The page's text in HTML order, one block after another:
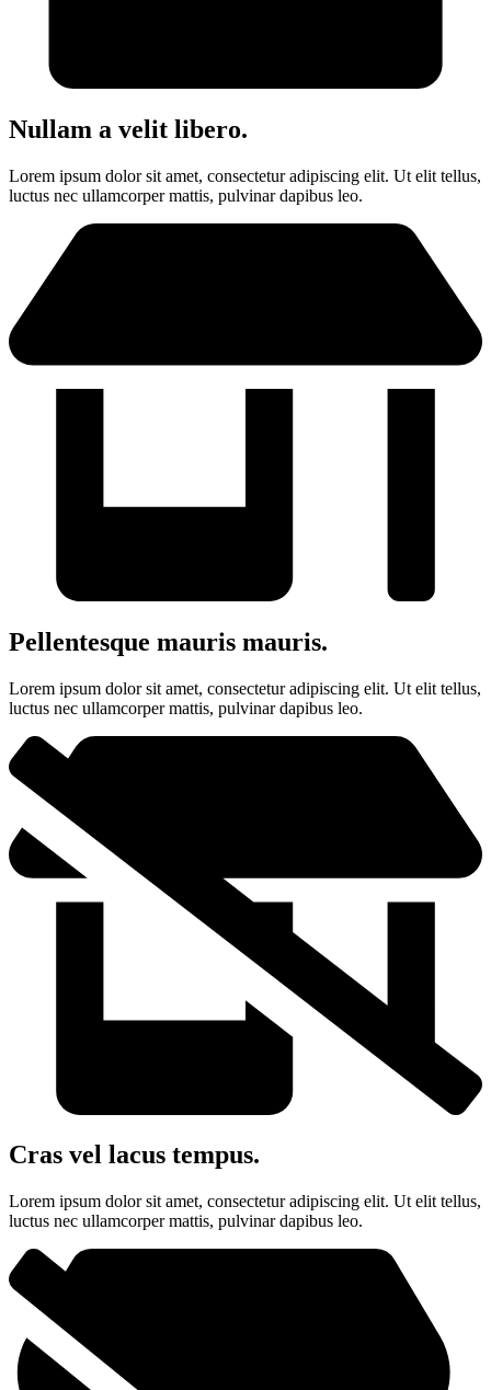
Nullam a velit libero.
Lorem ipsum dolor sit amet, consectetur adipiscing elit. Ut elit tellus,
luctus nec ullamcorper mattis, pulvinar dapibus leo.
Pellentesque mauris mauris.
Lorem ipsum dolor sit amet, consectetur adipiscing elit. Ut elit tellus,
luctus nec ullamcorper mattis, pulvinar dapibus leo.
Cras vel lacus tempus.
Lorem ipsum dolor sit amet, consectetur adipiscing elit. Ut elit tellus,
luctus nec ullamcorper mattis, pulvinar dapibus leo.